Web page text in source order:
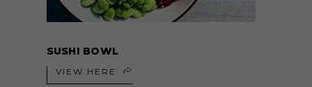
SUSHI BOWL
VIEW HERE